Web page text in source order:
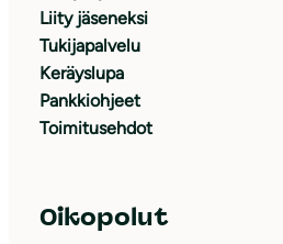
Liity jäseneksi
Tukijapalvelu
Keräyslupa
Pankkiohjeet
Toimitusehdot
Oikopolut